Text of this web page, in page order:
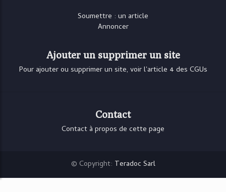
Soumettre : un article
Annoncer
Ajouter un supprimer un site
Pour ajouter ou supprimer un site, voir l'article 4 des CGUs
Contact
Contact à propos de cette page
© Copyright: Teradoc Sarl